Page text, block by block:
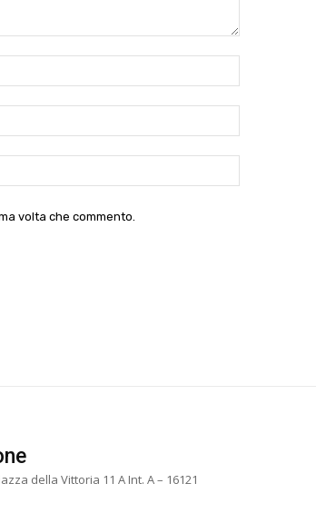
volta che commento.
della Vittoria 11 A Int. A – 16121